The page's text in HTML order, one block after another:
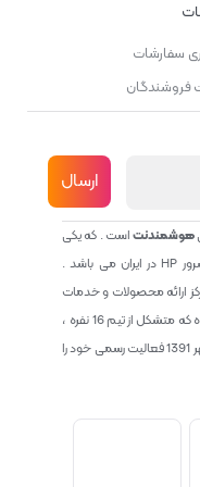
سفارشات
فروشندگان
هوشمندنتاست . که یکی
شناخته ترین و یکی از شرکت معتبر پخش سرور HP در ایران می باشد .
ارائه محصولات و خدمات
IT با پشتیبانی 24 ساعته در ایران باشد . این گروه که متشکل از تیم 16 نفره ،
پشتیبانی و طراحی میباشد در تاریخ شنبه 16 مهر 1391 فعالیت رسمی خود را